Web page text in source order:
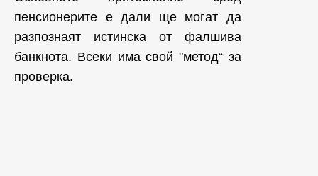
пенсионерите е дали ще могат да
разпознаят истинска от фалшива
банкнота. Всеки има свой "метод“ за
проверка.